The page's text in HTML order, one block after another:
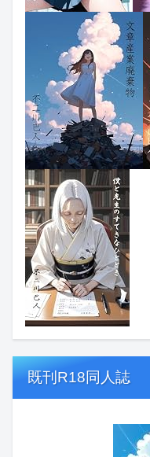
既刊R18同人誌